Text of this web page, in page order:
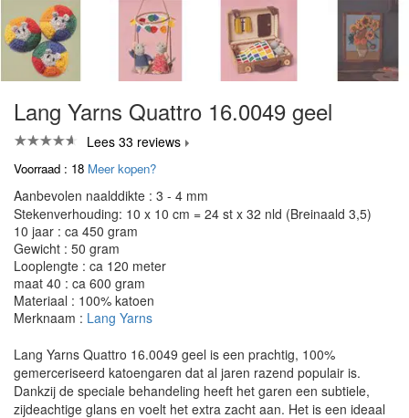
Lang Yarns Quattro 16.0049 geel
Lees 33 reviews
Voorraad : 18 Meer kopen?
Aanbevolen naalddikte : 3 - 4 mm
Stekenverhouding: 10 x 10 cm = 24 st x 32 nld (Breinaald 3,5)
10 jaar : ca 450 gram
Gewicht : 50 gram
Looplengte : ca 120 meter
maat 40 : ca 600 gram
Materiaal : 100% katoen
Merknaam : Lang Yarns
Lang Yarns Quattro 16.0049 geel is een prachtig, 100%
gemerceriseerd katoengaren dat al jaren razend populair is.
Dankzij de speciale behandeling heeft het garen een subtiele,
zijdeachtige glans en voelt het extra zacht aan. Het is een ideaal